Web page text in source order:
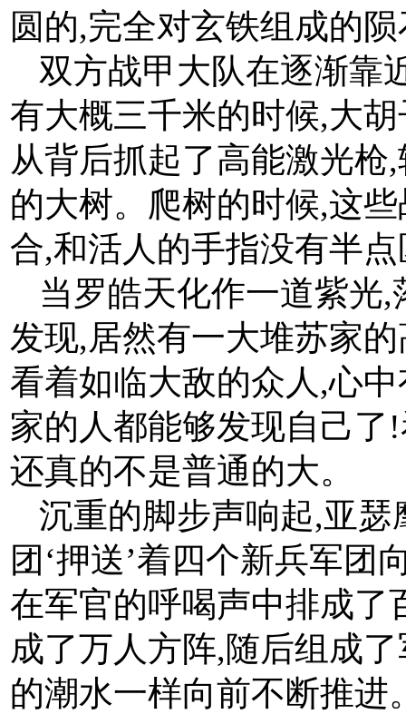
圆的,完全对玄铁组成的
双方战甲大队在逐渐靠
有大概三千米的时候,大
从背后抓起了高能激光
的大树。爬树的时候,这
合,和活人的手指没有半
当罗皓天化作一道紫光
发现,居然有一大堆苏家
看着如临大敌的众人,心
家的人都能够发现自己
还真的不是普通的大。
沉重的脚步声响起,亚
团‘押送’着四个新兵军团
在军官的呼喝声中排成了
成了万人方阵,随后组成
的潮水一样向前不断推进